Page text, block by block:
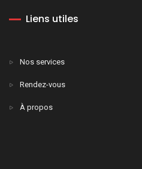
Liens utiles
Nos services
Rendez-vous
À propos